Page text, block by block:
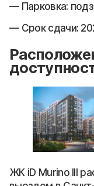
Парковка:
Срок сдачи:
ЖК iD Murino III